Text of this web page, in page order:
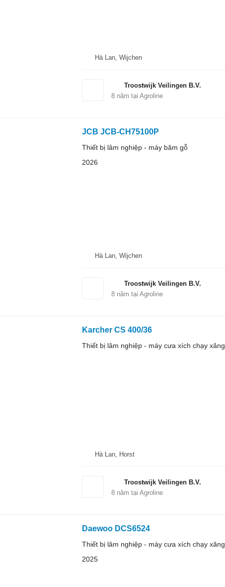
Hà Lan, Wijchen
Troostwijk Veilingen B.V.
8năm tại Agroline
JCB JCB-CH75100P
Thiết bị lâm nghiệp - máy băm gỗ
2026
Hà Lan, Wijchen
Troostwijk Veilingen B.V.
8năm tại Agroline
Karcher CS 400/36
Thiết bị lâm nghiệp - máy cưa xích chạy xăng
Hà Lan, Horst
Troostwijk Veilingen B.V.
8năm tại Agroline
Daewoo DCS6524
Thiết bị lâm nghiệp - máy cưa xích chạy xăng
2025